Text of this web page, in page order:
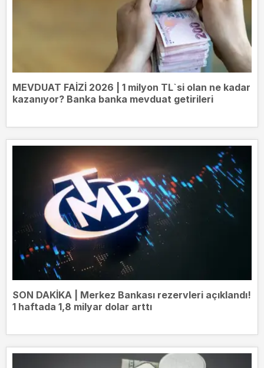
MEVDUAT FAİZİ 2026 | 1 milyon TL`si olan ne kadar
kazanıyor? Banka banka mevduat getirileri
SON DAKİKA | Merkez Bankası rezervleri açıklandı!
1 haftada 1,8 milyar dolar arttı